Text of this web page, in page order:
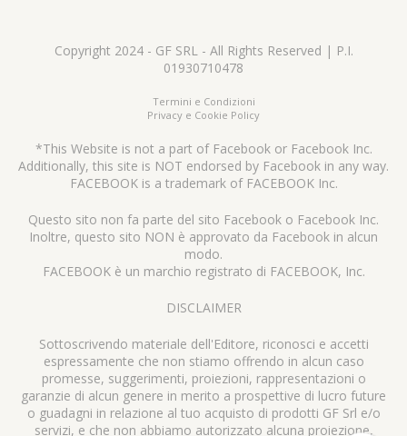
Copyright 2024 - GF SRL - All Rights Reserved | P.I.
01930710478
Termini e Condizioni
Privacy e Cookie Policy
*This Website is not a part of Facebook or Facebook Inc.
Additionally, this site is NOT endorsed by Facebook in any way.
FACEBOOK is a trademark of FACEBOOK Inc.
Questo sito non fa parte del sito Facebook o Facebook Inc.
Inoltre, questo sito NON è approvato da Facebook in alcun
modo.
FACEBOOK è un marchio registrato di FACEBOOK, Inc.
DISCLAIMER
Sottoscrivendo materiale dell'Editore, riconosci e accetti
espressamente che non stiamo offrendo in alcun caso
promesse, suggerimenti, proiezioni, rappresentazioni o
garanzie di alcun genere in merito a prospettive di lucro future
o guadagni in relazione al tuo acquisto di prodotti GF Srl e/o
servizi, e che non abbiamo autorizzato alcuna proiezione,